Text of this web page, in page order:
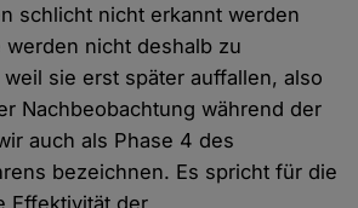
schlicht nicht erkannt werden
nicht deshalb zu
sie erst später auffallen, also
Nachbeobachtung während der
auch als Phase 4 des
bezeichnen. Es spricht für die